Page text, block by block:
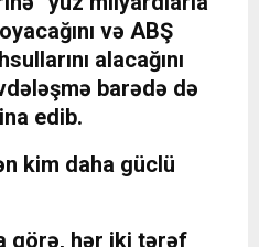
və ABŞ
alacağını
barədə də
edib.
kim daha güclü
görə, hər iki tərəf